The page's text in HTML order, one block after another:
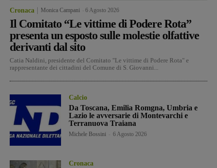
Cronaca Monica Campani 6 Agosto 2026
Il Comitato “Le vittime di Podere Rota”
presenta un esposto sulle molestie olfattive
derivanti dal sito
Catia Naldini, presidente del Comitato "Le vittime di Podere Rota" e
rappresentante dei cittadini del Comune di S. Giovanni...
Calcio
Da Toscana, Emilia Romgna, Umbria e
Lazio le avversarie di Montevarchi e
Terranuova Traiana
Michele Bossini 6 Agosto 2026
Cronaca